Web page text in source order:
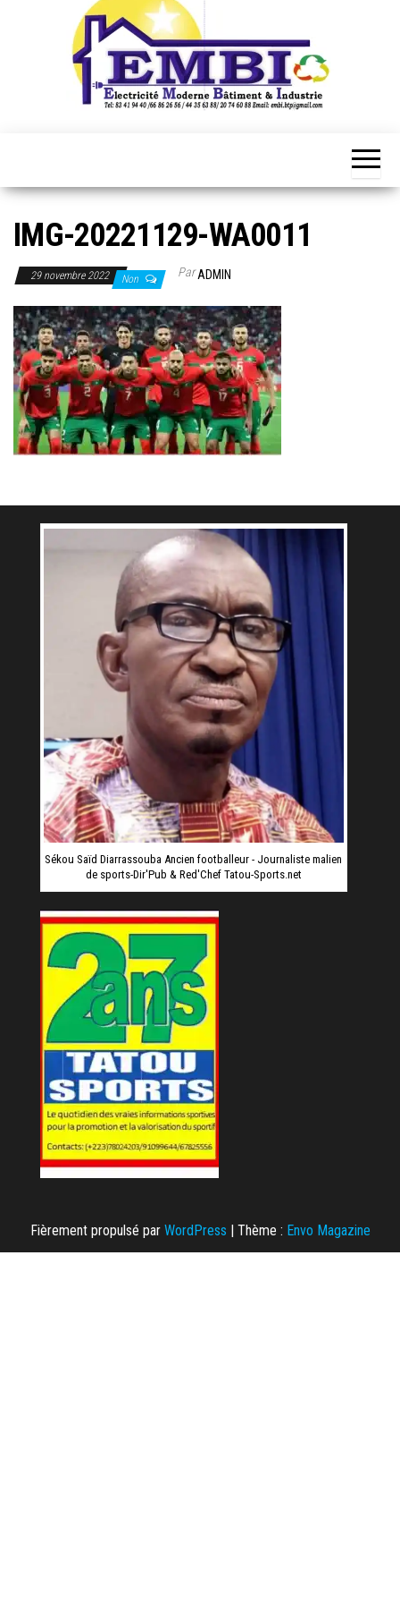
IMG-20221129-WA0011
29 novembre 2022 Non ParADMIN
Sékou Saïd Diarrassouba Ancien footballeur - Journaliste malien
de sports-Dir'Pub & Red'Chef Tatou-Sports.net
Fièrement propulsé par WordPress | Thème : Envo Magazine